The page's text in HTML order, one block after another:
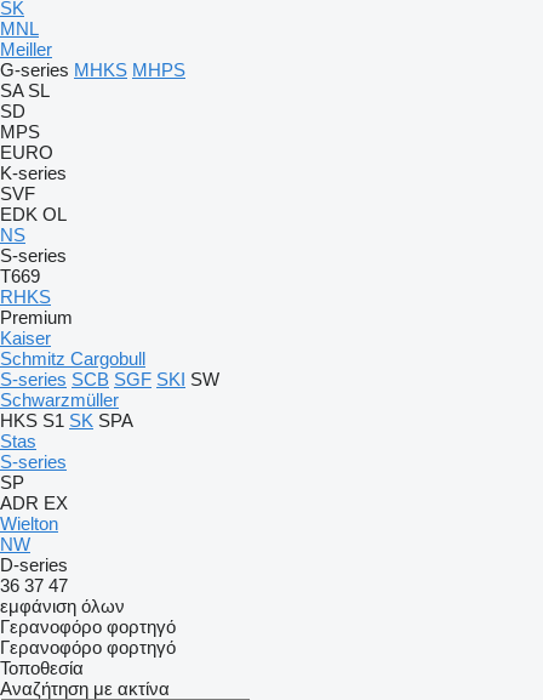
SK
MNL
Meiller
G-series MHKS MHPS
SA SL
SD
MPS
EURO
K-series
SVF
EDK OL
NS
S-series
T669
RHKS
Premium
Kaiser
Schmitz Cargobull
S-series SCB SGF SKI SW
Schwarzmüller
HKS S1 SK SPA
Stas
S-series
SP
ADR EX
Wielton
NW
D-series
36 37 47
εμφάνιση όλων
Γερανοφόρο φορτηγό
Γερανοφόρο φορτηγό
Τοποθεσία
Αναζήτηση με ακτίνα